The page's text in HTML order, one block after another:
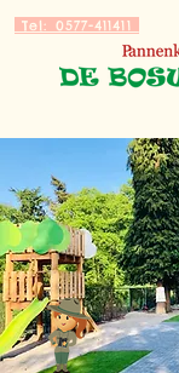
Tel: 0577-411411